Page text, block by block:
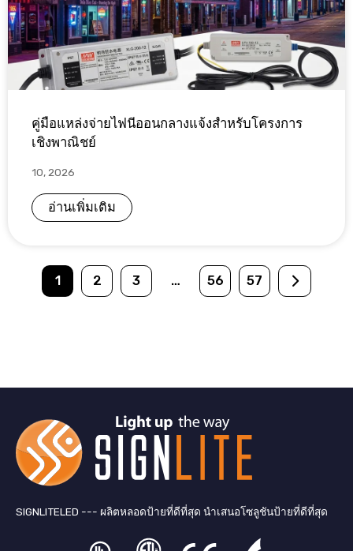
คู่มือแหล่งจ่ายไฟนีออนกลางแจ้งสำหรับโครงการ
เชิงพาณิชย์
10, 2026
อ่านเพิ่มเติม
1 2 3 … 56 57
SIGNLITELED --- ผลิตหลอดป้ายที่ดีที่สุด นำเสนอโซลูชันป้ายที่ดีที่สุด